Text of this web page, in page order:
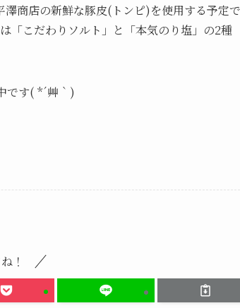
商店の新鮮な豚皮(トンピ)を使用する予定で
「こだわりソルト」と「本気のり塩」の2種
です( *´艸｀)
！